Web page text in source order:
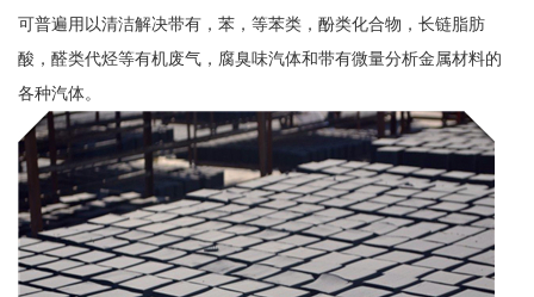
可普遍用以清洁解决带有，苯，等苯类，酚类化合物，长链脂肪
酸，醛类代烃等有机废气，腐臭味汽体和带有微量分析金属材料的
各种汽体。